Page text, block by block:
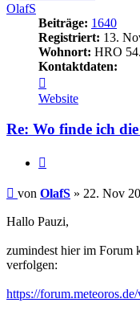
OlafS
Beiträge: 1640
Registriert: 13.
Wohnort: HRO
Kontaktdaten:
von
OlafS
Website
Re: Wo finde ich
Beitrag
von OlafS » 22. Nov
Hallo Pauzi,
zumindest hier im Forum
verfolgen:
https://